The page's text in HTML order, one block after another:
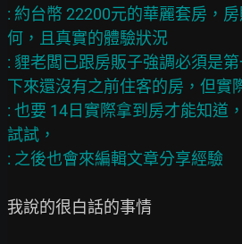
: 約台幣 22200元的華麗套房，
何，且真實的體驗狀況
: 貍老闆已跟房販子強調必須是
下來還沒有之前住客的房，但實
: 也要 14日實際拿到房才能知道
試試，
我說的很白話的事情